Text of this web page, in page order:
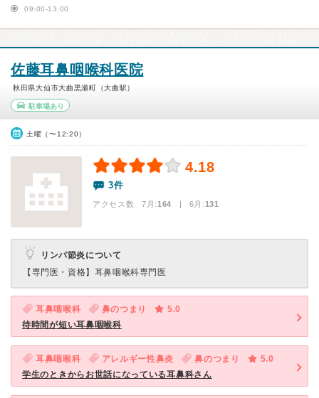
09:00-13:00
佐藤耳鼻咽喉科医院
秋田県大仙市大曲黒瀬町（大曲駅）
駐車場あり
土曜（〜12:20）
4.18
3件
アクセス数 7月:164 | 6月:131
リンパ節炎について
【専門医・資格】 耳鼻咽喉科専門医
耳鼻咽喉科 鼻のつまり
5.0
待時間が短い耳鼻咽喉科
耳鼻咽喉科 アレルギー性鼻炎 鼻のつまり
5.0
学生のときからお世話になっている耳鼻科さん